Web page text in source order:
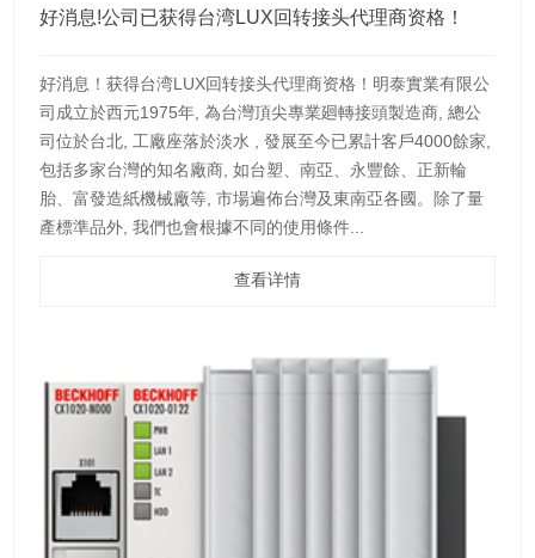
好消息!公司已获得台湾LUX回转接头代理商资格！
好消息！获得台湾LUX回转接头代理商资格！明泰實業有限公
司成立於西元1975年, 為台灣頂尖專業廻轉接頭製造商, 總公
司位於台北, 工廠座落於淡水 , 發展至今已累計客戶4000餘家,
包括多家台灣的知名廠商, 如台塑、南亞、永豐餘、正新輪
胎、富發造紙機械廠等, 市場遍佈台灣及東南亞各國。除了量
產標準品外, 我們也會根據不同的使用條件...
查看详情